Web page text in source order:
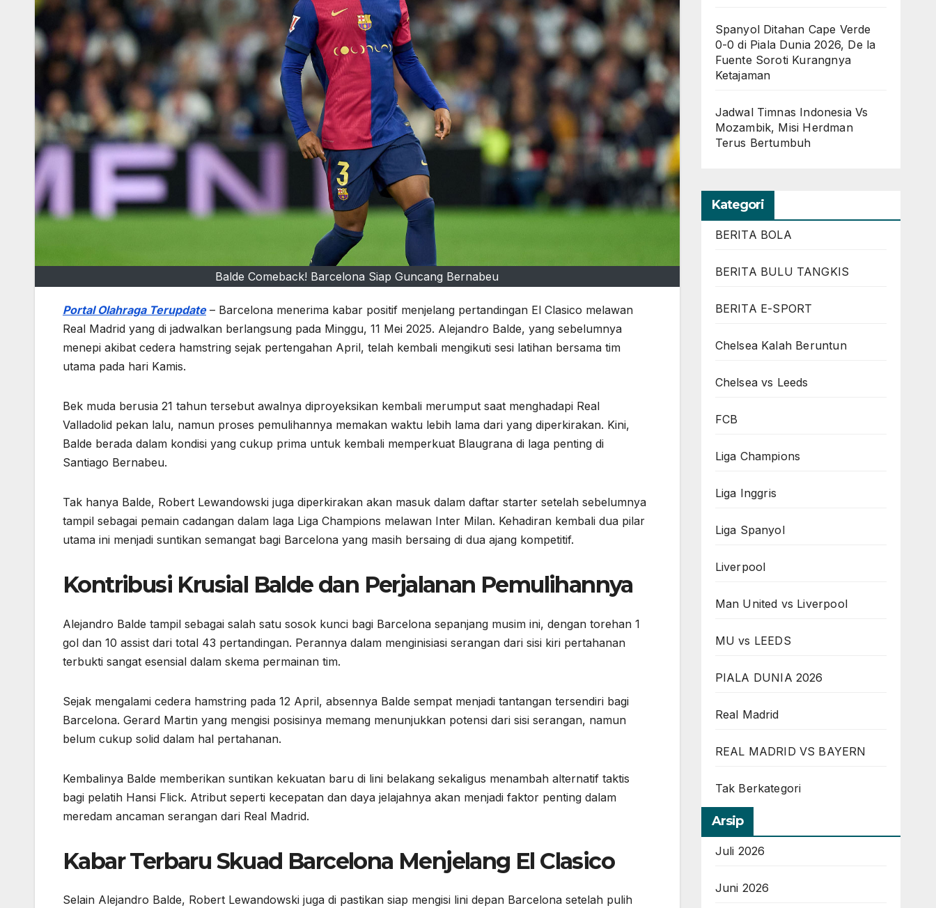
Balde Comeback! Barcelona Siap Guncang Bernabeu
Portal Olahraga Terupdate– Barcelona menerima kabar positif menjelang pertandingan El Clasico melawan
Real Madrid yang di jadwalkan berlangsung pada Minggu, 11 Mei 2025. Alejandro Balde, yang sebelumnya
menepi akibat cedera hamstring sejak pertengahan April, telah kembali mengikuti sesi latihan bersama tim
utama pada hari Kamis.
Bek muda berusia 21 tahun tersebut awalnya diproyeksikan kembali merumput saat menghadapi Real
Valladolid pekan lalu, namun proses pemulihannya memakan waktu lebih lama dari yang diperkirakan. Kini,
Balde berada dalam kondisi yang cukup prima untuk kembali memperkuat Blaugrana di laga penting di
Santiago Bernabeu.
Tak hanya Balde, Robert Lewandowski juga diperkirakan akan masuk dalam daftar starter setelah sebelumnya
tampil sebagai pemain cadangan dalam laga Liga Champions melawan Inter Milan. Kehadiran kembali dua pilar
utama ini menjadi suntikan semangat bagi Barcelona yang masih bersaing di dua ajang kompetitif.
Kontribusi Krusial Balde dan Perjalanan Pemulihannya
Alejandro Balde tampil sebagai salah satu sosok kunci bagi Barcelona sepanjang musim ini, dengan torehan 1
gol dan 10 assist dari total 43 pertandingan. Perannya dalam menginisiasi serangan dari sisi kiri pertahanan
terbukti sangat esensial dalam skema permainan tim.
Sejak mengalami cedera hamstring pada 12 April, absennya Balde sempat menjadi tantangan tersendiri bagi
Barcelona. Gerard Martin yang mengisi posisinya memang menunjukkan potensi dari sisi serangan, namun
belum cukup solid dalam hal pertahanan.
Kembalinya Balde memberikan suntikan kekuatan baru di lini belakang sekaligus menambah alternatif taktis
bagi pelatih Hansi Flick. Atribut seperti kecepatan dan daya jelajahnya akan menjadi faktor penting dalam
meredam ancaman serangan dari Real Madrid.
Kabar Terbaru Skuad Barcelona Menjelang El Clasico
Selain Alejandro Balde, Robert Lewandowski juga di pastikan siap mengisi lini depan Barcelona setelah pulih
Spanyol Ditahan Cape Verde
0-0 di Piala Dunia 2026, De la
Fuente Soroti Kurangnya
Ketajaman
Jadwal Timnas Indonesia Vs
Mozambik, Misi Herdman
Terus Bertumbuh
Kategori
BERITA BOLA
BERITA BULU TANGKIS
BERITA E-SPORT
Chelsea Kalah Beruntun
Chelsea vs Leeds
FCB
Liga Champions
Liga Inggris
Liga Spanyol
Liverpool
Man United vs Liverpool
MU vs LEEDS
PIALA DUNIA 2026
Real Madrid
REAL MADRID VS BAYERN
Tak Berkategori
Arsip
Juli 2026
Juni 2026